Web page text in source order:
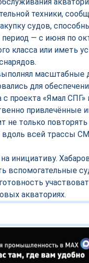
техники,
судов,
— с июня по
класса или иметь
масштабные
для
проекта «Ямал СПГ»
привлечённые
не только
всей трассы
инициативу.
вспомогательные
акваториях.